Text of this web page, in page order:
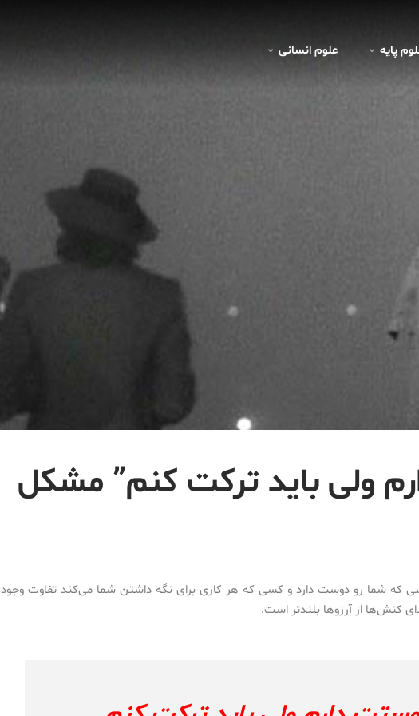
پايه علوم انسانی
ولی باید ترکت کنم” مشکل
که شما رو دوست دارد و کسی که هر کاری برای نگه داشتن شما می‌کند تفاوت وجود
کنش‌ها از آرزوها بلندتر است.